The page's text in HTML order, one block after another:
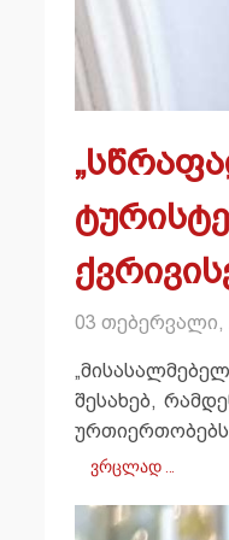
03 თებერვალი,
შესახებ,
ვრცლად …